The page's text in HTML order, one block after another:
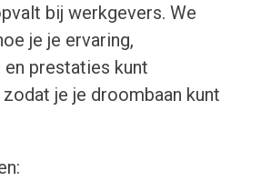
bij werkgevers. We
je je ervaring,
en prestaties kunt
zodat je je droombaan kunt